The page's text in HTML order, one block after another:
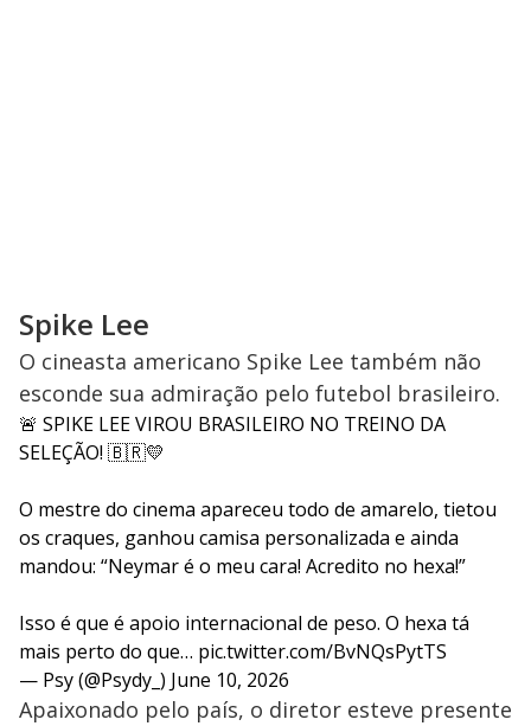
Spike Lee
O cineasta americano Spike Lee também não
esconde sua admiração pelo futebol brasileiro.
🚨 SPIKE LEE VIROU BRASILEIRO NO TREINO DA
SELEÇÃO! 🇧🇷💛
O mestre do cinema apareceu todo de amarelo, tietou
os craques, ganhou camisa personalizada e ainda
mandou: “Neymar é o meu cara! Acredito no hexa!”
Isso é que é apoio internacional de peso. O hexa tá
mais perto do que… pic.twitter.com/BvNQsPytTS
— Psy (@Psydy_) June 10, 2026
Apaixonado pelo país, o diretor esteve presente